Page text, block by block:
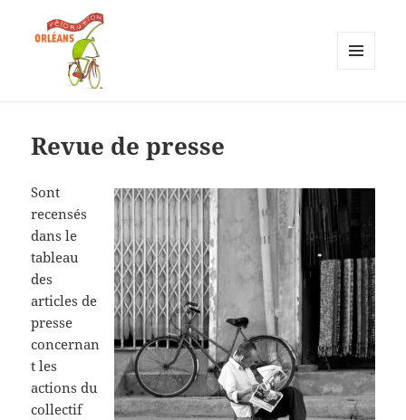
Revue de presse
Sont
recensés
dans le
tableau
des
articles de
presse
concernan
t les
actions du
collectif